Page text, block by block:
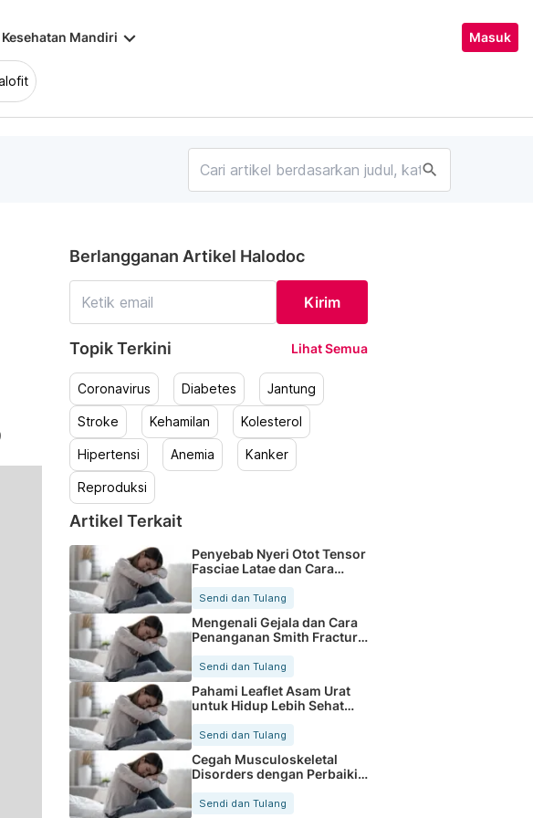
Kesehatan Mandiri keyboard_arrow_down Masuk
search
Berlangganan Artikel Halodoc
Kirim
Topik Terkini Lihat Semua
Coronavirus Diabetes Jantung
Stroke Kehamilan Kolesterol
Hipertensi Anemia Kanker
Reproduksi
Artikel Terkait
Penyebab Nyeri Otot Tensor
Fasciae Latae dan Cara
Sendi dan Tulang
Mengenali Gejala dan Cara
Penanganan Smith Fracture
Sendi dan Tulang
Pahami Leaflet Asam Urat
untuk Hidup Lebih Sehat
Sendi dan Tulang
Cegah Musculoskeletal
Disorders dengan Perbaiki
Sendi dan Tulang